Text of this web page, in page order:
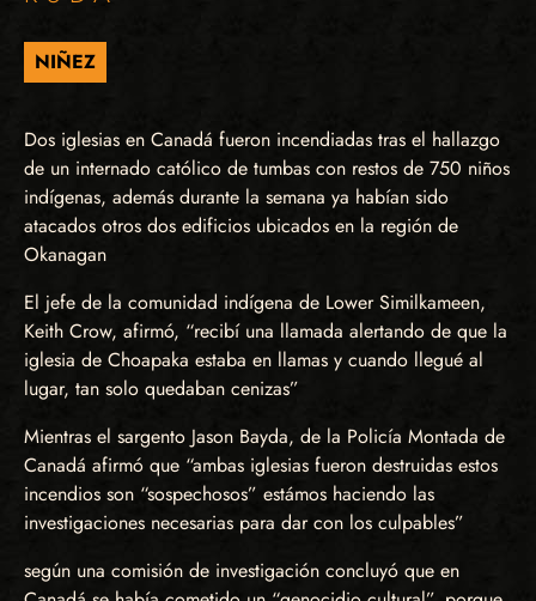
NIÑEZ
Dos iglesias en Canadá fueron incendiadas tras el hallazgo
de un internado católico de tumbas con restos de 750 niños
indígenas, además durante la semana ya habían sido
atacados otros dos edificios ubicados en la región de
Okanagan
El jefe de la comunidad indígena de Lower Similkameen,
Keith Crow, afirmó, “recibí una llamada alertando de que la
iglesia de Choapaka estaba en llamas y cuando llegué al
lugar, tan solo quedaban cenizas”
Mientras el sargento Jason Bayda, de la Policía Montada de
Canadá afirmó que “ambas iglesias fueron destruidas estos
incendios son “sospechosos” estámos haciendo las
investigaciones necesarias para dar con los culpables”
según una comisión de investigación concluyó que en